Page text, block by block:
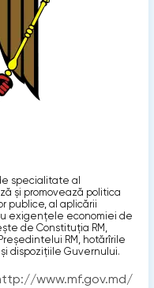
specialitate al
şi promovează politica
publice, al aplicării
exigenţele economiei de
de Constituţia RM,
RM, hotărîrile
dispoziţiile Guvernului.
www.mf.gov.md/